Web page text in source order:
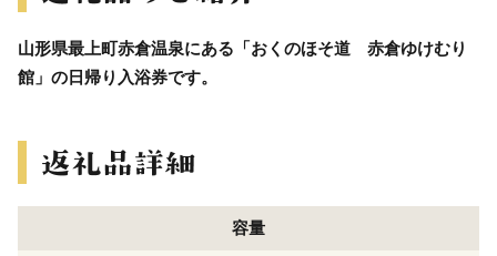
山形県最上町赤倉温泉にある「おくのほそ道 赤倉ゆけむり
館」の日帰り入浴券です。
容量